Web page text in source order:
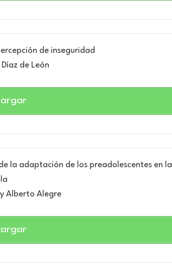
de inseguridad
de León
la adaptación de los preadolescentes en la
Alberto Alegre